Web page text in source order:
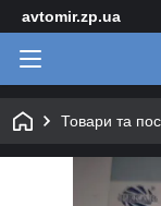
avtomir.zp.ua
Товари та